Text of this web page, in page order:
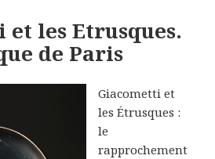
et les Etrusques.
de Paris
Giacometti et
les Étrusques :
le
rapprochement